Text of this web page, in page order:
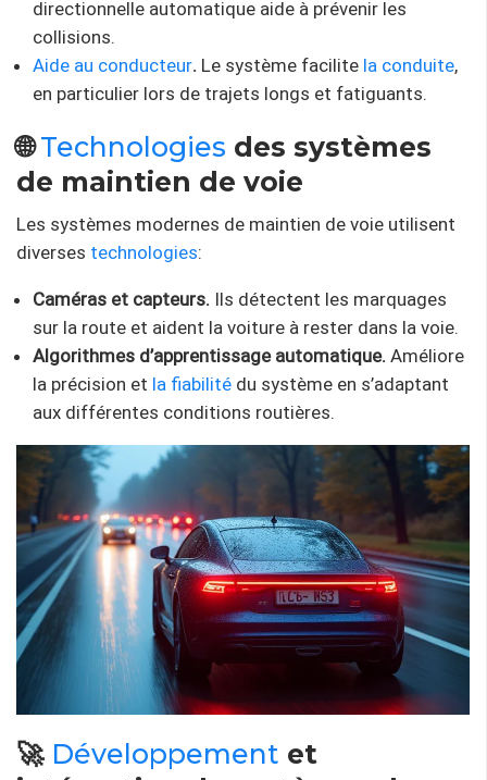
directionnelle automatique aide à prévenir les
collisions.
Aide au conducteur. Le système facilite la conduite,
en particulier lors de trajets longs et fatiguants.
🌐Technologies des systèmes
de maintien de voie
Les systèmes modernes de maintien de voie utilisent
diverses technologies:
Caméras et capteurs. Ils détectent les marquages ​​
sur la route et aident la voiture à rester dans la voie.
Algorithmes d’apprentissage automatique. Améliore
la précision et la fiabilité du système en s’adaptant
aux différentes conditions routières.
🚀 Développement et